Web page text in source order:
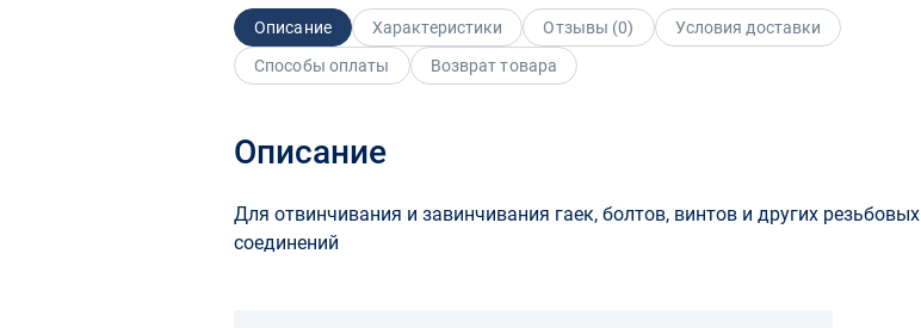
Описание Характеристики Отзывы (0)
Условия доставки
Способы оплаты
Возврат товара
Описание
Для отвинчивания и завинчивания гаек, болтов, винтов и других резьбовых
соединений